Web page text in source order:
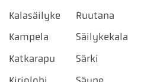
Kalasäilyke
Kampela
Katkarapu
Ruutana
Säilykekala
Särki